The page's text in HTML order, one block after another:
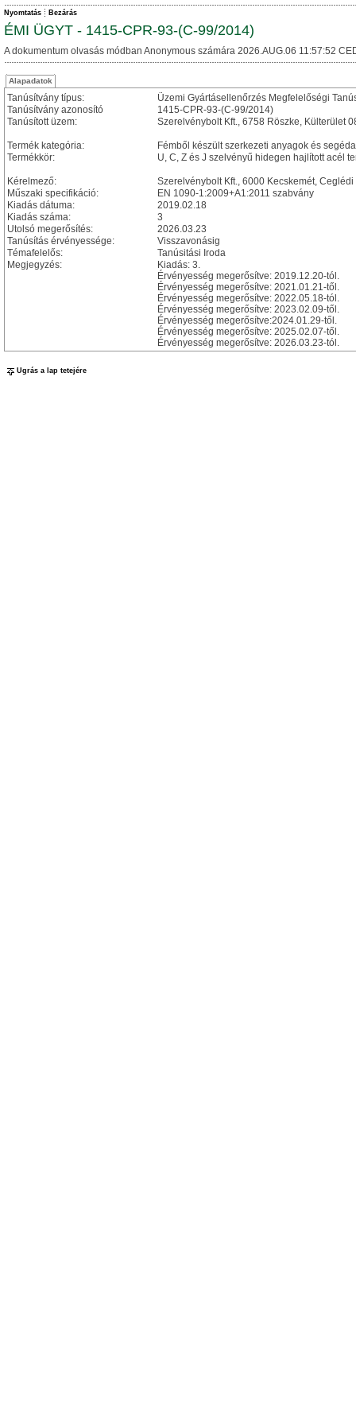
Nyomtatás Bezárás
ÉMI ÜGYT - 1415-CPR-93-(C-99/2014)
A dokumentum olvasás módban Anonymous számára 2026.AUG.06 11:57:52
Alapadatok
Tanúsítvány típus:
Üzemi Gyártásellenőrzés Megfelelőségi
Tanúsítvány azonosító
1415-CPR-93-(C-99/2014)
Tanúsított üzem:
Szerelvénybolt Kft., 6758 Röszke, Külterület
Termék kategória:
Fémből készült szerkezeti anyagok és
Termékkör:
U, C, Z és J szelvényű hidegen hajlított acél
Kérelmező:
Szerelvénybolt Kft., 6000 Kecskemét, Ceglédi
Műszaki specifikáció:
EN 1090-1:2009+A1:2011 szabvány
Kiadás dátuma:
2019.02.18
Kiadás száma:
3
Utolsó megerősítés:
2026.03.23
Tanúsítás érvényessége:
Visszavonásig
Témafelelős:
Tanúsitási Iroda
Megjegyzés:
Kiadás: 3.
Érvényesség megerősítve: 2019.12.20-tól.
Érvényesség megerősítve: 2021.01.21-től.
Érvényesség megerősítve: 2022.05.18-tól.
Érvényesség megerősítve: 2023.02.09-től.
Érvényesség megerősítve:2024.01.29-től.
Érvényesség megerősítve: 2025.02.07-től.
Érvényesség megerősítve: 2026.03.23-tól.
Ugrás a lap tetejére